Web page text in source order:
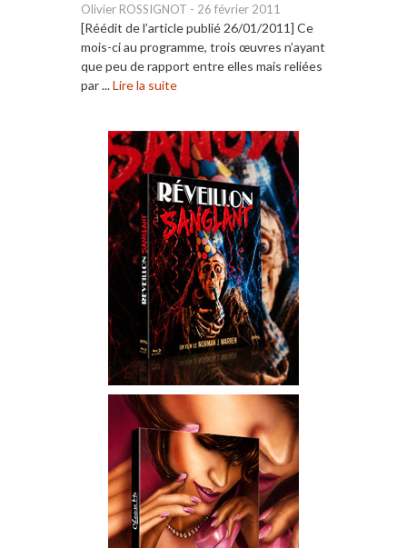
Olivier ROSSIGNOT - 26 février 2011
[Réédit de l’article publié 26/01/2011] Ce
mois-ci au programme, trois œuvres n’ayant
que peu de rapport entre elles mais reliées
par ...Lire la suite